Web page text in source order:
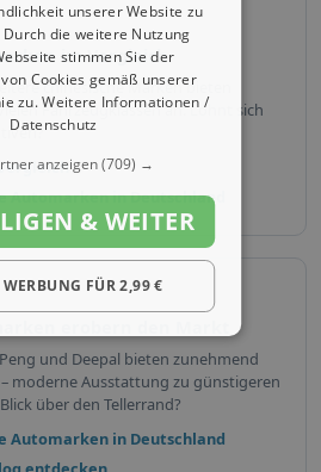
im Vergleich
chinesische Marken bieten
Fahrzeugklassen an. Lohnt sich
Automarken in Deutschland
erobern den Markt
und Deepal bieten zunehmend
moderne Ausstattung zu günstigeren
über den Tellerrand?
Automarken in Deutschland
unserer Website zu
die weitere Nutzung
stimmen Sie der
Cookies gemäß unserer
zu.Weitere Informationen /
Datenschutz
anzeigen(709) →
& WEITER
FÜR 2,99 €